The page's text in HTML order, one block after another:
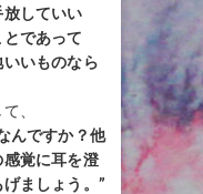
していい
であって
いものなら
、
んですか？他
感覚に耳を澄
ましょう。”